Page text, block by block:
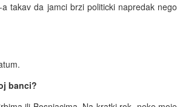
takav da jamci brzi politicki napredak nego
banci?